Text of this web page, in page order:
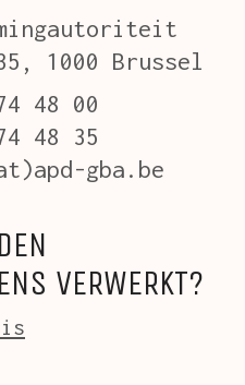
1000 Brussel
48 00
48 35
gba.be
VERWERKT?